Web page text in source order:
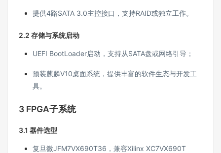
提供4路SATA 3.0主控接口，支持RAID或独立工作。
2.2 存储与系统启动
UEFI BootLoader启动，支持从SATA盘或网络引导；
预装麒麟V10桌面系统，提供丰富的软件生态与开发工
具。
3 FPGA子系统
3.1 器件选型
复旦微JFM7VX690T36，兼容Xilinx XC7VX690T